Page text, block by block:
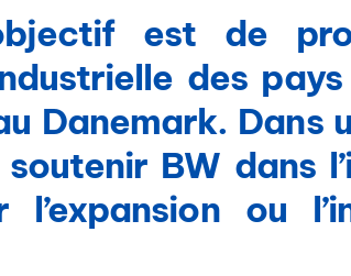
est de
des
Danemark. Dans
BW dans
l’expansion ou